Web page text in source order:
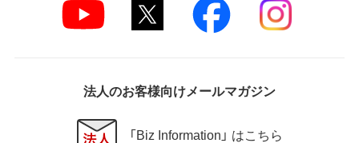
法人のお客様向けメールマガジン
「Biz Information」 はこちら